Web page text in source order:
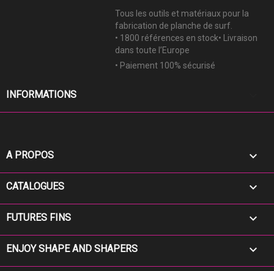
Tous les outils et matériaux pour la
fabrication de planche de surf.
• 1800 références en stock• Livraison
dans toute l’Europe
• Paiement 100% sécurisé
INFORMATIONS
A PROPOS 
CATALOGUES 
FUTURES FINS 
ENJOY SHAPE AND SHAPERS 